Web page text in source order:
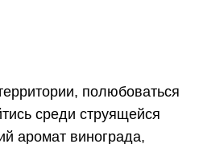
полюбоваться
среди струящейся
аромат винограда,